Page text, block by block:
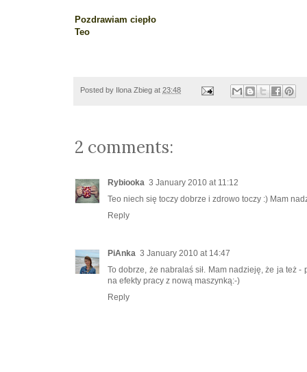
Pozdrawiam ciepło
Teo
Posted by Ilona Zbieg at 23:48
2 comments:
Rybiooka 3 January 2010 at 11:12
Teo niech się toczy dobrze i zdrowo toczy :) Mam
Reply
PiAnka 3 January 2010 at 14:47
To dobrze, że nabralaś sił. Mam nadzieję, że ja też
na efekty pracy z nową maszynką:-)
Reply